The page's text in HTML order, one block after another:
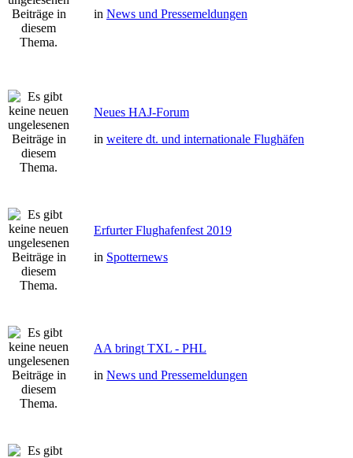
in News und Pressemeldungen
Neues HAJ-Forum
in weitere dt. und internationale Flughäfen
Erfurter Flughafenfest 2019
in Spotternews
AA bringt TXL - PHL
in News und Pressemeldungen